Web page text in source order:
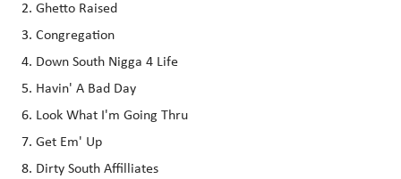
Ghetto Raised
Congregation
Down South Nigga 4 Life
Havin' A Bad Day
Look What I'm Going Thru
Get Em' Up
Dirty South Affilliates